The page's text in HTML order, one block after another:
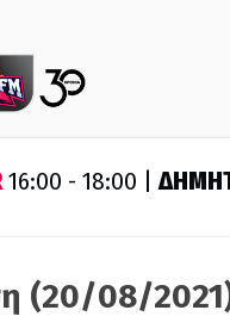
16:00 - 18:00 |
(20/08/